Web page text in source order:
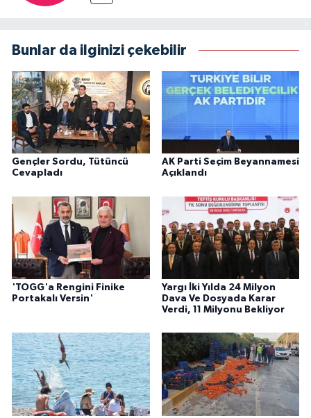
Bunlar da ilginizi çekebilir
Gençler Sordu, Tütüncü
Cevapladı
AK Parti Seçim Beyannamesi
Açıklandı
'TOGG'a Rengini Finike
Portakalı Versin'
Yargı İki Yılda 24 Milyon
Dava Ve Dosyada Karar
Verdi, 11 Milyonu Bekliyor